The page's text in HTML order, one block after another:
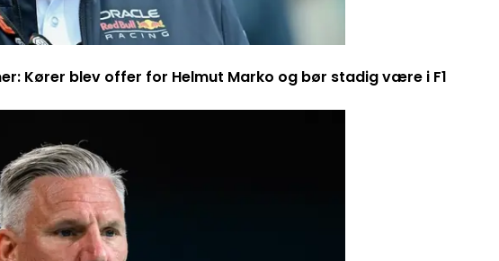
Kører blev offer for Helmut Marko og bør stadig være i F1